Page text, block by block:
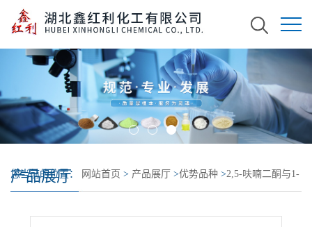
产品展厅
您当前的位置： 网站首页 > 产品展厅 >优势品种 >2,5-呋喃二酮与1-